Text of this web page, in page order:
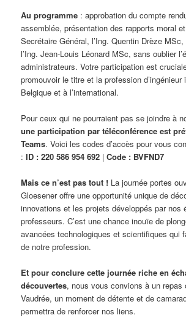
Au programme : approbation du compte
assemblée, présentation des rapports moral
Secrétaire Général, l’Ing. Quentin Drèze
l’Ing. Jean-Louis Léonard MSc, sans oublier
administrateurs. Votre participation est
promouvoir le titre et la profession d’ingénieur
Belgique et à l’international.
Pour ceux qui ne pourraient pas se joindre à
une participation par téléconférence est
Teams. Voici les codes d’accès pour vous
:ID : 220 586 954 692 |Code : BVFND7
Mais ce n’est pas tout ! La journée portes
Gloesener offre une opportunité unique de
innovations et les projets développés par nos
professeurs. C’est une chance inouïe de
avancées technologiques et scientifiques qui
de notre profession.
Et pour conclure cette journée riche en
découvertes, nous vous convions à un repas
Vaudrée, un moment de détente et de
permettra de renforcer nos liens.